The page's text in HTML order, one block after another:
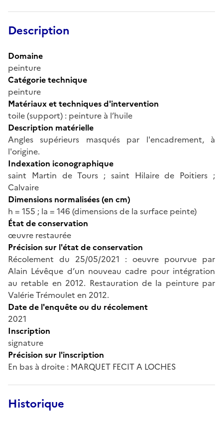
Description
Domaine
peinture
Catégorie technique
peinture
Matériaux et techniques d'intervention
toile (support) : peinture à l’huile
Description matérielle
Angles supérieurs masqués par l'encadrement, à
l'origine.
Indexation iconographique
saint Martin de Tours ; saint Hilaire de Poitiers ;
Calvaire
Dimensions normalisées (en cm)
h = 155 ; la = 146 (dimensions de la surface peinte)
État de conservation
œuvre restaurée
Précision sur l'état de conservation
Récolement du 25/05/2021 : oeuvre pourvue par
Alain Lévêque d’un nouveau cadre pour intégration
au retable en 2012. Restauration de la peinture par
Valérie Trémoulet en 2012.
Date de l'enquête ou du récolement
2021
Inscription
signature
Précision sur l'inscription
En bas à droite : MARQUET FECIT A LOCHES
Historique